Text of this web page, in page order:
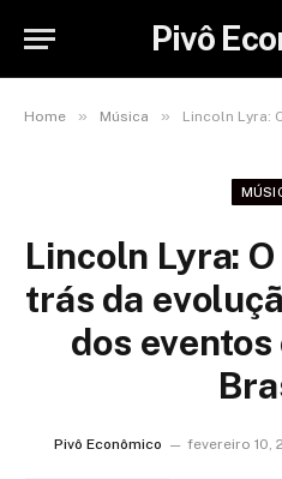
Pivô
Home » Música » Lincoln Lyra: O visionário
Lincoln Lyra:
trás da
dos
Pivô Econômico fevereiro 10,